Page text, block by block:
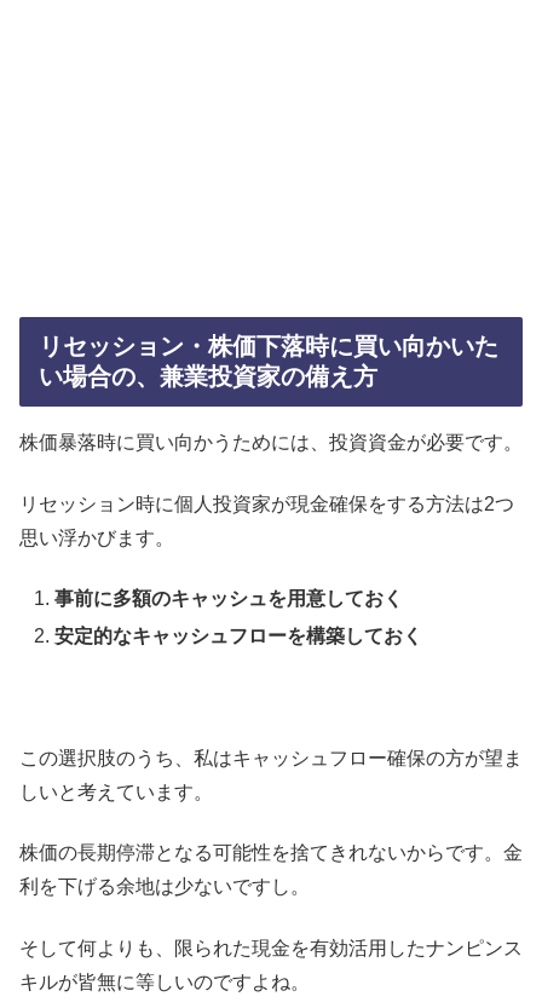
リセッション・株価下落時に買い向かいた
い場合の、兼業投資家の備え方
株価暴落時に買い向かうためには、投資資金が必要です。
リセッション時に個人投資家が現金確保をする方法は2つ
思い浮かびます。
事前に多額のキャッシュを用意しておく
安定的なキャッシュフローを構築しておく
この選択肢のうち、私はキャッシュフロー確保の方が望ま
しいと考えています。
株価の長期停滞となる可能性を捨てきれないからです。金
利を下げる余地は少ないですし。
そして何よりも、限られた現金を有効活用したナンピンス
キルが皆無に等しいのですよね。